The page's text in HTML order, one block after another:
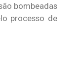
bombeadas
processo de